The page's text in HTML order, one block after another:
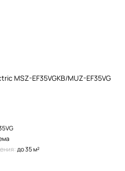
MSZ-EF35VGKB/MUZ-EF35VG
до 35 м²